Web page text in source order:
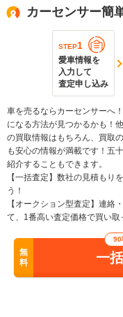
カーセンサー簡
STEP1
愛車情報を
入力して
査定申し込み
車を売るならカーセンサーへ
になる方法が見つかるかも！
の買取情報はもちろん、買取
も安心の情報が満載です！五
紹介することもできます。
【一括査定】数社の見積もり
う！
【オークション型査定】連絡
て、1番高い査定価格で買い取
無
料
90
一